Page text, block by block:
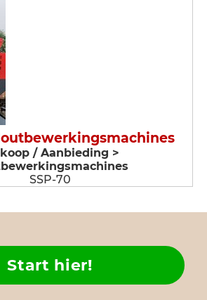
/ Aanbieding >
SSP-70
Start hier!